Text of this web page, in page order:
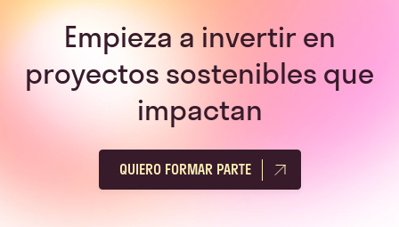
Empieza a invertir en
proyectos sostenibles que
impactan
QUIERO FORMAR PARTE